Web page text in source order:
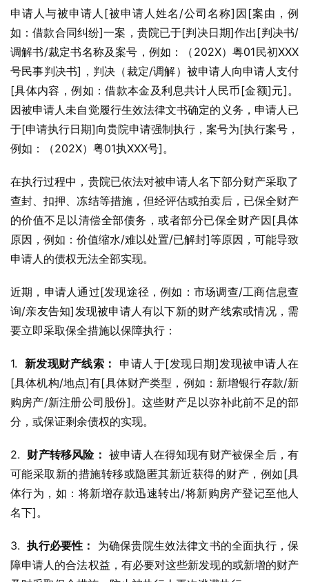
申请人与被申请人[被申请人姓名/公司名称]因[案由，例
如：借款合同纠纷]一案，贵院已于[判决日期]作出[判决书/
调解书/裁定书名称及案号，例如：（202X）粤01民初XXX
号民事判决书]，判决（裁定/调解）被申请人向申请人支付
[具体内容，例如：借款本金及利息共计人民币[金额]元]。
因被申请人未自觉履行生效法律文书确定的义务，申请人已
于[申请执行日期]向贵院申请强制执行，案号为[执行案号，
例如：（202X）粤01执XXX号]。
在执行过程中，贵院已依法对被申请人名下部分财产采取了
查封、扣押、冻结等措施，但经评估或拍卖后，已保全财产
的价值不足以清偿全部债务，或者部分已保全财产因[具体
原因，例如：价值缩水/难以处置/已解封]等原因，可能导致
申请人的债权无法全部实现。
近期，申请人通过[发现途径，例如：市场调查/工商信息查
询/亲友告知]发现被申请人有以下新的财产线索或情况，需
要立即采取保全措施以保障执行：
1. 新发现财产线索：
申请人于[发现日期]发现被申请人在
[具体机构/地点]有[具体财产类型，例如：新增银行存款/新
购房产/新注册公司股份]。这些财产足以弥补此前不足的部
分，或保证剩余债权的实现。
2. 财产转移风险： 被申请人在得知现有财产被保全后，有
可能采取新的措施转移或隐匿其新近获得的财产，例如[具
体行为，如：将新增存款迅速转出/将新购房产登记至他人
名下]。
3. 执行必要性：
为确保贵院生效法律文书的全面执行，保
障申请人的合法权益，有必要对这些新发现的或新增的财产